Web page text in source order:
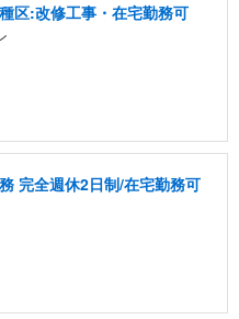
区:改修工事・在宅勤務可
完全週休2日制/在宅勤務可